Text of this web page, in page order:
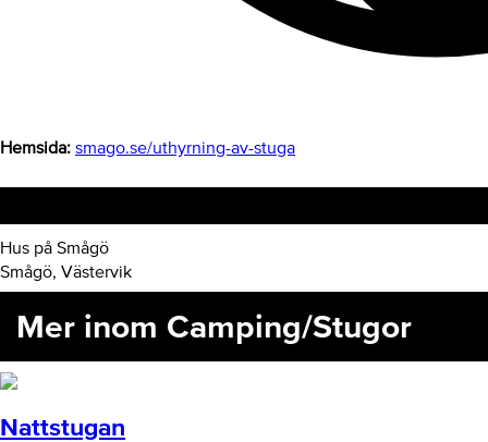
Hemsida: smago.se/uthyrning-av-stuga
Hus på Smågö
Smågö, Västervik
Mer inom Camping/Stugor
Nattstugan